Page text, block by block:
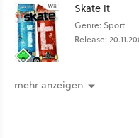
Skate it
Genre: Sport
Release:
mehr anzeigen